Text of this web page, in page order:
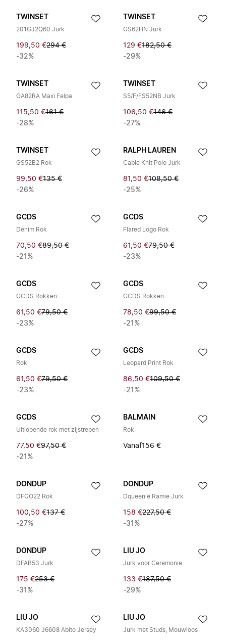
TWINSET
201GJ2Q60 Jurk
199,50 €294 €
-32%
TWINSET
GS62HN Jurk
129 €182,50 €
-29%
TWINSET
GA82RA Maxi Felpa
115,50 €161 €
-28%
TWINSET
S5/F/FS52NB Jurk
106,50 €146 €
-27%
TWINSET
GS52B2 Rok
99,50 €135 €
-26%
RALPH LAUREN
Cable Knit Polo Jurk
81,50 €108,50 €
-25%
GCDS
Denim Rok
70,50 €89,50 €
-21%
GCDS
Flared Logo Rok
61,50 €79,50 €
-23%
GCDS
GCDS Rokken
61,50 €79,50 €
-23%
GCDS
GCDS Rokken
78,50 €99,50 €
-21%
GCDS
Rok
61,50 €79,50 €
-23%
GCDS
Leopard Print Rok
86,50 €109,50 €
-21%
GCDS
Uitlopende rok met zijstrepen
77,50 €97,50 €
-21%
BALMAIN
Rok
Vanaf156 €
DONDUP
DFGO22 Rok
100,50 €137 €
-27%
DONDUP
Dqueen e Ramie Jurk
158 €227,50 €
-31%
DONDUP
DFAB53 Jurk
175 €253 €
-31%
LIU JO
Jurk voor Ceremonie
133 €187,50 €
-29%
LIU JO
KA3060 J6608 Abito Jersey
LIU JO
Jurk met Studs, Mouwloos